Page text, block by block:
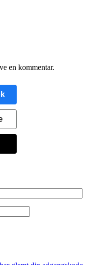
en kommentar.